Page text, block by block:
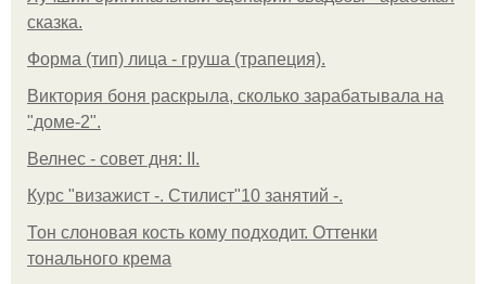
сказка.
Форма (тип) лица - груша (трапеция).
Виктория боня раскрыла, сколько зарабатывала на
"доме-2".
Велнес - совет дня: II.
Курс "визажист -. Стилист"10 занятий -.
Тон слоновая кость кому подходит. Оттенки
тонального крема